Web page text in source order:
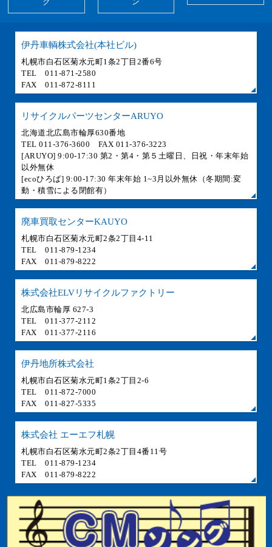
伊丹車輌株式会社(本社ビル)
札幌市白石区菊水元町1条2丁目2番6号
TEL 011-871-2580
FAX 011-872-8111
リサイクルパーツセンターARUYO
北海道北広島市輪厚630番地
TEL 011-376-3600 FAX 011-376-3223
[ARUYO] 9:00-17:30 第2・第4・第５土曜日、日祝・年末年始
以外無休
[ecoひろば] 9:00-17:30 年末年始 1~3月以外無休（冬期間:変
動・積雪による閉館有）
廃車買取センターKAUYO
札幌市白石区菊水元町2条2丁目4-11
TEL 011-879-1234
FAX 011-879-8222
株式会社ELVリサイクルファクトリー
北広島市輪厚 627-3
TEL 011-377-2112
FAX 011-377-2116
伊丹地所株式会社
札幌市白石区菊水元町1条2丁目2-6
TEL 011-872-7000
FAX 011-827-5335
株式会社 エーエフ札幌
札幌市白石区菊水元町2条2丁目4番11号
TEL 011-879-1234
FAX 011-879-8222